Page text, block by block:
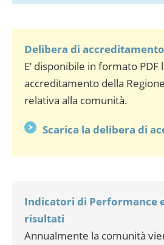
Delibera di accreditamento
E’ disponibile in formato PDF
accreditamento della
relativa alla comunità.
Scarica la delibera di
Indicatori di Performance
risultati
Annualmente la comunità